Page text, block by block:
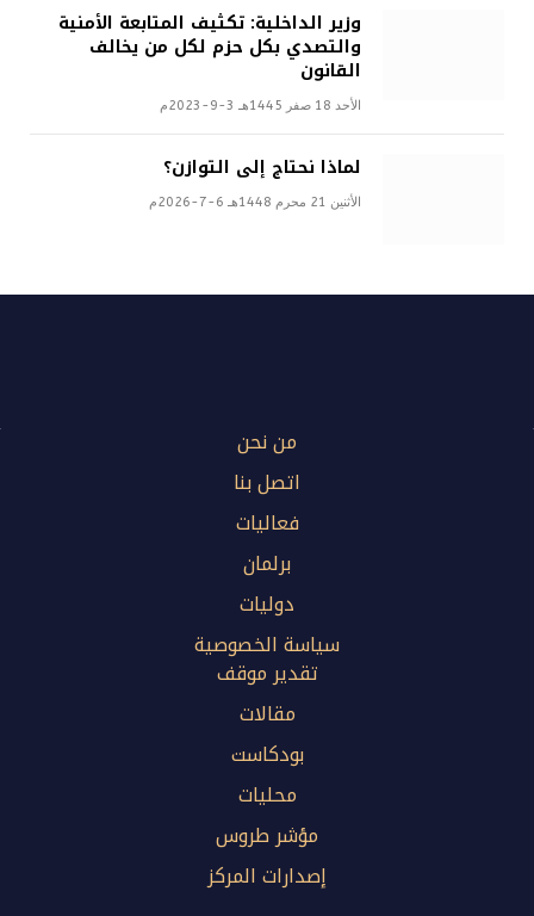
وزير الداخلية: تكثيف المتابعة الأمنية
والتصدي بكل حزم لكل من يخالف
القانون
الأحد 18 صفر 1445هـ 3-9-2023م
لماذا نحتاج إلى التوازن؟
الأثنين 21 محرم 1448هـ 6-7-2026م
من نحن
اتصل بنا
فعاليات
برلمان
دوليات
سياسة الخصوصية
تقدير موقف
مقالات
بودكاست
محليات
مؤشر طروس
إصدارات المركز